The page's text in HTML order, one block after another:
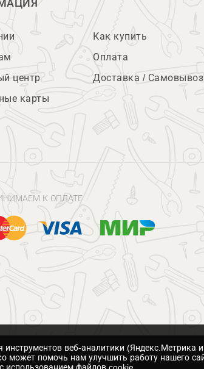
центр
карты
Как купить
Оплата
Доставка / Самовывоз
К ОПЛАТЕ
веб-аналитики
может помочь нам улучшить работу нашего